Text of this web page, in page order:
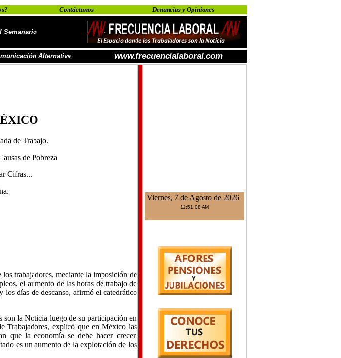
Contáctanos Denuncias y Opiniones
Semanario
Alternativa www.frecuencialaboral.com
de Trabajo.
de Pobreza
Cifras...
trabajadores, mediante la imposición de
el aumento de las horas de trabajo de
los días de descanso, afirmó el catedrático
son la Noticia luego de su participación en
Trabajadores, explicó que en México las
que la economía se debe hacer crecer,
es un aumento de la explotación de los
Viernes, 7 de Agosto de 2026
11:51:08 AM